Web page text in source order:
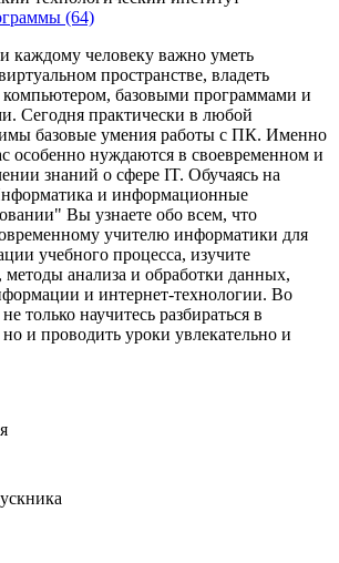
(64)
каждому человеку важно уметь
пространстве, владеть
базовыми программами и
Сегодня практически в любой
базовые умения работы с ПК. Именно
особенно нуждаются в своевременном и
знаний о сфере IT. Обучаясь на
и информационные
Вы узнаете обо всем, что
учителю информатики для
учебного процесса, изучите
анализа и обработки данных,
и интернет-технологии. Во
только научитесь разбираться в
и проводить уроки увлекательно и